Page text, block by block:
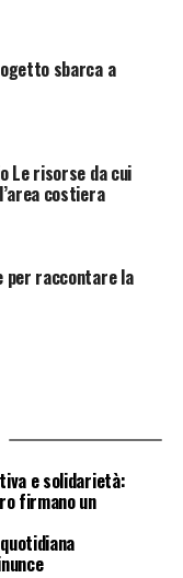
sbarca a
Le risorse da cui
costiera
raccontare la
e solidarietà:
firmano un